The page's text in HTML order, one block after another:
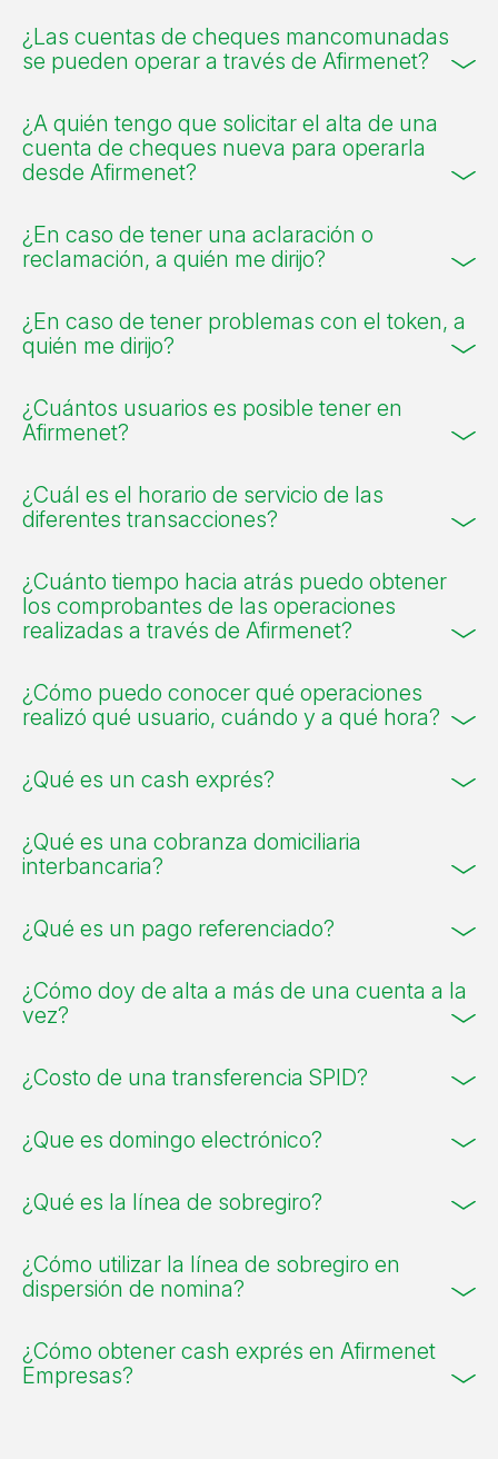
¿Las cuentas de cheques mancomunadas
se pueden operar a través de Afirmenet?
¿A quién tengo que solicitar el alta de una
cuenta de cheques nueva para operarla
desde Afirmenet?
¿En caso de tener una aclaración o
reclamación, a quién me dirijo?
¿En caso de tener problemas con el token, a
quién me dirijo?
¿Cuántos usuarios es posible tener en
Afirmenet?
¿Cuál es el horario de servicio de las
diferentes transacciones?
¿Cuánto tiempo hacia atrás puedo obtener
los comprobantes de las operaciones
realizadas a través de Afirmenet?
¿Cómo puedo conocer qué operaciones
realizó qué usuario, cuándo y a qué hora?
¿Qué es un cash exprés?
¿Qué es una cobranza domiciliaria
interbancaria?
¿Qué es un pago referenciado?
¿Cómo doy de alta a más de una cuenta a la
vez?
¿Costo de una transferencia SPID?
¿Que es domingo electrónico?
¿Qué es la línea de sobregiro?
¿Cómo utilizar la línea de sobregiro en
dispersión de nomina?
¿Cómo obtener cash exprés en Afirmenet
Empresas?